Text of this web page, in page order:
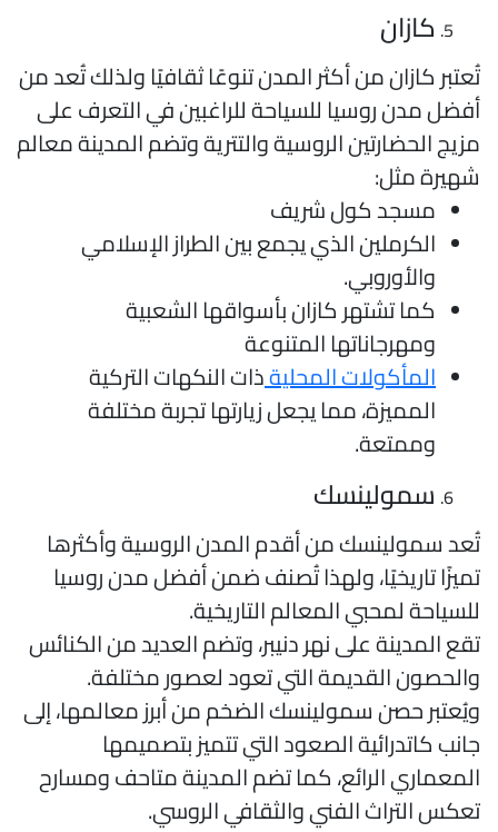
كازان
كازان من أكثر المدن تنوعًا ثقافيًا ولذلك تُعد من
مدن روسيا للسياحة للراغبين في التعرف على
الحضارتين الروسية والتترية وتضم المدينة معالم
مثل:
مسجد كول شريف
الكرملين الذي يجمع بين الطراز الإسلامي
والأوروبي.
كما تشتهر كازان بأسواقها الشعبية
ومهرجاناتها المتنوعة
المأكولات المحليةذات النكهات التركية
المميزة، مما يجعل زيارتها تجربة مختلفة
وممتعة.
سمولينسك
سمولينسك من أقدم المدن الروسية وأكثرها
تاريخيًا، ولهذا تُصنف ضمن أفضل مدن روسيا
لمحبي المعالم التاريخية.
المدينة على نهر دنيبر، وتضم العديد من الكنائس
القديمة التي تعود لعصور مختلفة.
حصن سمولينسك الضخم من أبرز معالمها، إلى
كاتدرائية الصعود التي تتميز بتصميمها
الرائع، كما تضم المدينة متاحف ومسارح
التراث الفني والثقافي الروسي.